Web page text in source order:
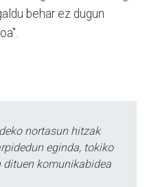
behar ez dugun
nortasun hitzak
eginda, tokiko
komunikabidea